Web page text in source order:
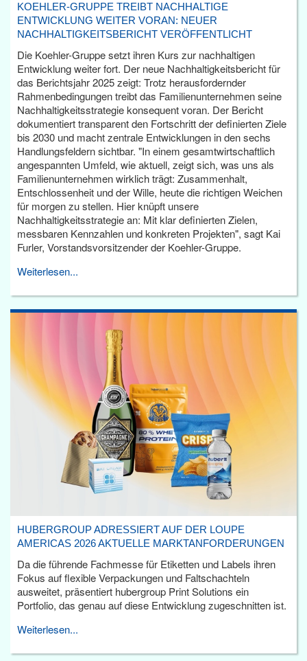
KOEHLER-GRUPPE TREIBT NACHHALTIGE
ENTWICKLUNG WEITER VORAN: NEUER
NACHHALTIGKEITSBERICHT VERÖFFENTLICHT
Die Koehler-Gruppe setzt ihren Kurs zur nachhaltigen
Entwicklung weiter fort. Der neue Nachhaltigkeitsbericht für
das Berichtsjahr 2025 zeigt: Trotz herausfordernder
Rahmenbedingungen treibt das Familienunternehmen seine
Nachhaltigkeitsstrategie konsequent voran. Der Bericht
dokumentiert transparent den Fortschritt der definierten Ziele
bis 2030 und macht zentrale Entwicklungen in den sechs
Handlungsfeldern sichtbar. "In einem gesamtwirtschaftlich
angespannten Umfeld, wie aktuell, zeigt sich, was uns als
Familienunternehmen wirklich trägt: Zusammenhalt,
Entschlossenheit und der Wille, heute die richtigen Weichen
für morgen zu stellen. Hier knüpft unsere
Nachhaltigkeitsstrategie an: Mit klar definierten Zielen,
messbaren Kennzahlen und konkreten Projekten", sagt Kai
Furler, Vorstandsvorsitzender der Koehler-Gruppe.
Weiterlesen...
HUBERGROUP ADRESSIERT AUF DER LOUPE
AMERICAS 2026 AKTUELLE MARKTANFORDERUNGEN
Da die führende Fachmesse für Etiketten und Labels ihren
Fokus auf flexible Verpackungen und Faltschachteln
ausweitet, präsentiert hubergroup Print Solutions ein
Portfolio, das genau auf diese Entwicklung zugeschnitten ist.
Weiterlesen...